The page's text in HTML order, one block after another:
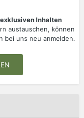
exklusiven Inhalten
austauschen, können
bei uns neu anmelden.